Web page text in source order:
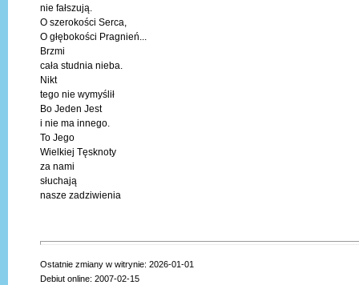
nie fałszują.
O szerokości Serca,
O głębokości Pragnień...
Brzmi
cała studnia nieba.
Nikt
tego nie wymyślił
Bo Jeden Jest
i nie ma innego.
To Jego
Wielkiej Tęsknoty
za nami
słuchają
nasze zadziwienia
Ostatnie zmiany w witrynie: 2026-01-01
Debiut online: 2007-02-15